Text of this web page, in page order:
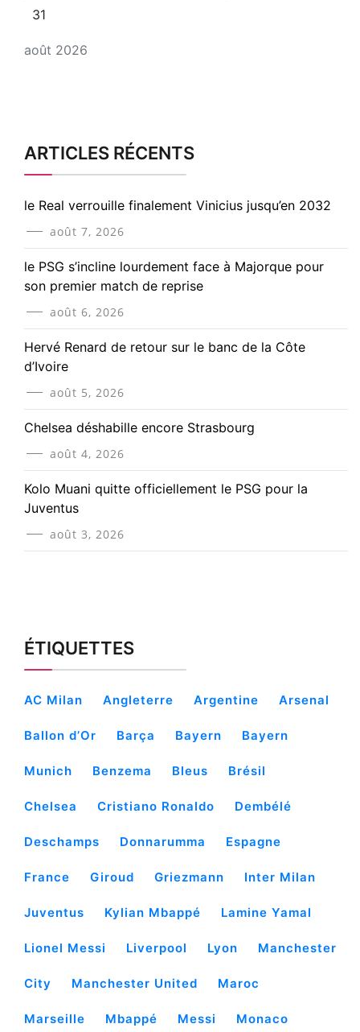
août 2026
31
ARTICLES RÉCENTS
le Real verrouille finalement Vinicius jusqu’en 2032
août 7, 2026
le PSG s’incline lourdement face à Majorque pour
son premier match de reprise
août 6, 2026
Hervé Renard de retour sur le banc de la Côte
d’Ivoire
août 5, 2026
Chelsea déshabille encore Strasbourg
août 4, 2026
Kolo Muani quitte officiellement le PSG pour la
Juventus
août 3, 2026
ÉTIQUETTES
AC Milan Angleterre Argentine Arsenal
Ballon d’Or Barça Bayern Bayern
Munich Benzema Bleus Brésil
Chelsea Cristiano Ronaldo Dembélé
Deschamps Donnarumma Espagne
France Giroud Griezmann Inter Milan
Juventus Kylian Mbappé Lamine Yamal
Lionel Messi Liverpool Lyon Manchester
City Manchester United Maroc
Marseille Mbappé Messi Monaco